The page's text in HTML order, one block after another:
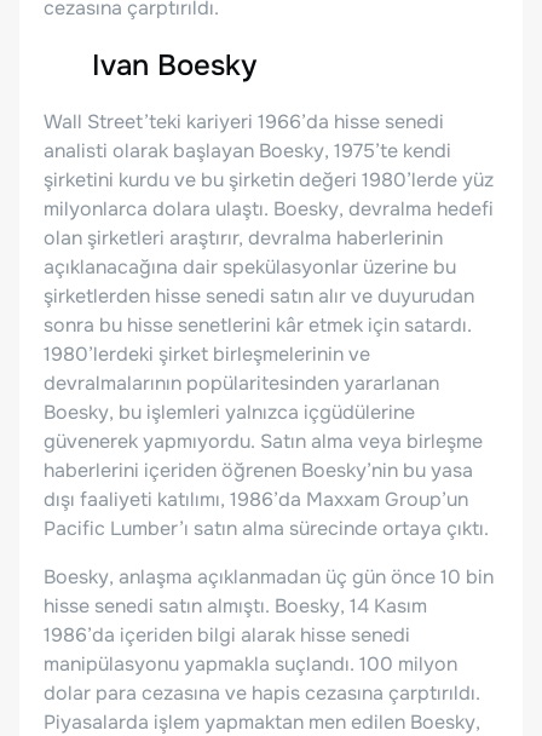
cezasına çarptırıldı.
Ivan Boesky
Wall Street’teki kariyeri 1966’da hisse senedi
analisti olarak başlayan Boesky, 1975’te kendi
şirketini kurdu ve bu şirketin değeri 1980’lerde yüz
milyonlarca dolara ulaştı. Boesky, devralma hedefi
olan şirketleri araştırır, devralma haberlerinin
açıklanacağına dair spekülasyonlar üzerine bu
şirketlerden hisse senedi satın alır ve duyurudan
sonra bu hisse senetlerini kâr etmek için satardı.
1980’lerdeki şirket birleşmelerinin ve
devralmalarının popülaritesinden yararlanan
Boesky, bu işlemleri yalnızca içgüdülerine
güvenerek yapmıyordu. Satın alma veya birleşme
haberlerini içeriden öğrenen Boesky’nin bu yasa
dışı faaliyeti katılımı, 1986’da Maxxam Group’un
Pacific Lumber’ı satın alma sürecinde ortaya çıktı.
Boesky, anlaşma açıklanmadan üç gün önce 10 bin
hisse senedi satın almıştı. Boesky, 14 Kasım
1986’da içeriden bilgi alarak hisse senedi
manipülasyonu yapmakla suçlandı. 100 milyon
dolar para cezasına ve hapis cezasına çarptırıldı.
Piyasalarda işlem yapmaktan men edilen Boesky,